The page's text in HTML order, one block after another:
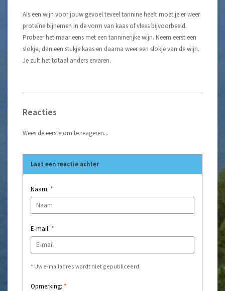
Als een wijn voor jouw gevoel teveel tannine heeft moet je er weer
proteïne bijnemen in de vorm van kaas of vlees bijvoorbeeld.
Probeer het maar eens met een tanninerijke wijn. Neem eerst een
slokje, dan een stukje kaas en daarna weer een slokje van de wijn.
Je zult het totaal anders ervaren.
Reacties
Wees de eerste om te reageren...
Laat een reactie achter
Naam: *
E-mail: *
* Uw e-mailadres wordt niet gepubliceerd.
Opmerking: *